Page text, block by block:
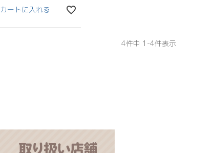
カートに入れる
4件中 1 -4件表示